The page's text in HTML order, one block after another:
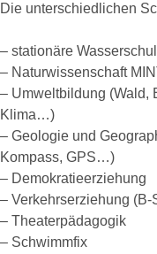
Die unterschiedlichen
– stationäre
– Naturwissenschaft
– Umweltbildung (Wald,
Klima…)
– Geologie und
Kompass, GPS…)
– Demokratieerziehung
– Verkehrserziehung
– Theaterpädagogik
– Schwimmfix